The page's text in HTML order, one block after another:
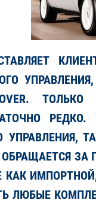
ОБРАЩАЕТСЯ